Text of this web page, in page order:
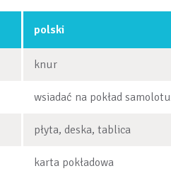
polski
knur
wsiadać na pokład samolotu
płyta, deska, tablica
karta pokładowa